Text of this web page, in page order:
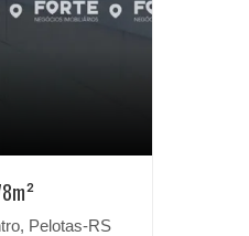
Pelotas-RS